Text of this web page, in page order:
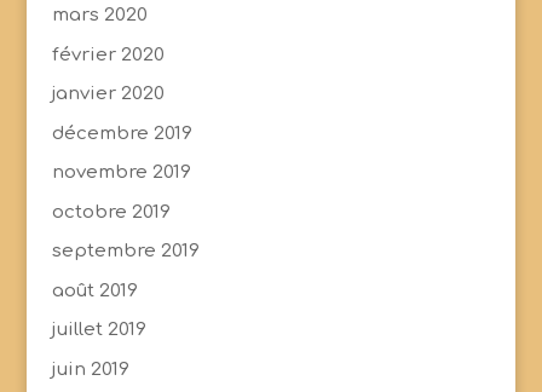
mars 2020
février 2020
janvier 2020
décembre 2019
novembre 2019
octobre 2019
septembre 2019
août 2019
juillet 2019
juin 2019